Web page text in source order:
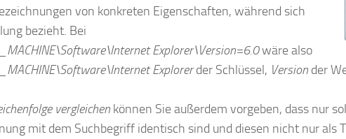
von konkreten Eigenschaften, während sich
bezieht. Bei
Explorer\Version=6.0wäre also
Explorerder Schlüssel, Version der
vergleichen können Sie außerdem vorgeben, dass nur
mit dem Suchbegriff identisch sind und diesen nicht nur als